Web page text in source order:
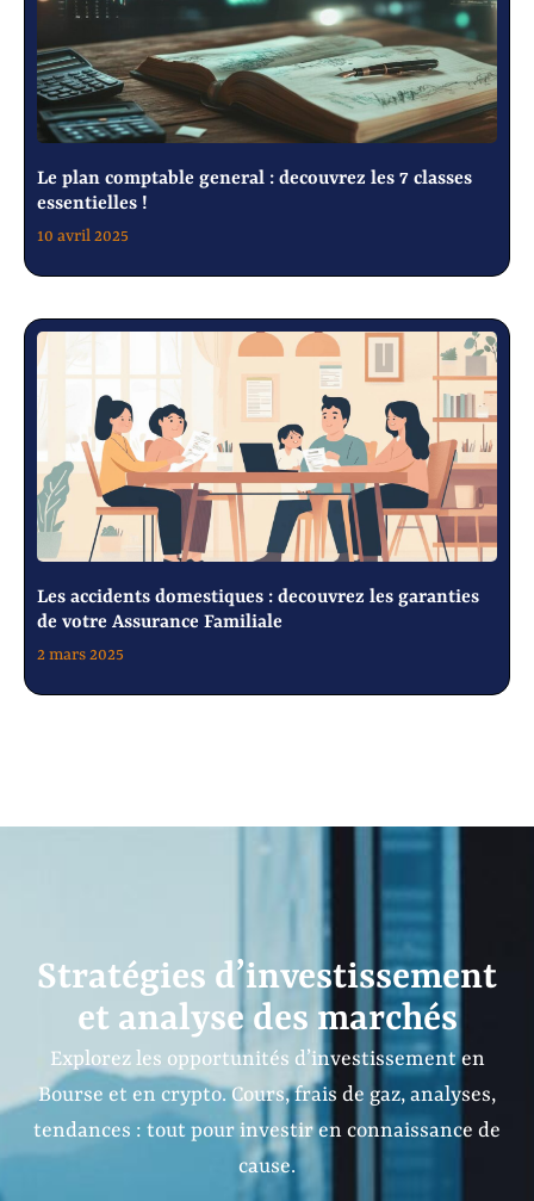
Le plan comptable general : decouvrez les 7 classes
essentielles !
10 avril 2025
Les accidents domestiques : decouvrez les garanties
de votre Assurance Familiale
2 mars 2025
Stratégies d’investissement
et analyse des marchés
Explorez les opportunités d’investissement en
Bourse et en crypto. Cours, frais de gaz, analyses,
tendances : tout pour investir en connaissance de
cause.